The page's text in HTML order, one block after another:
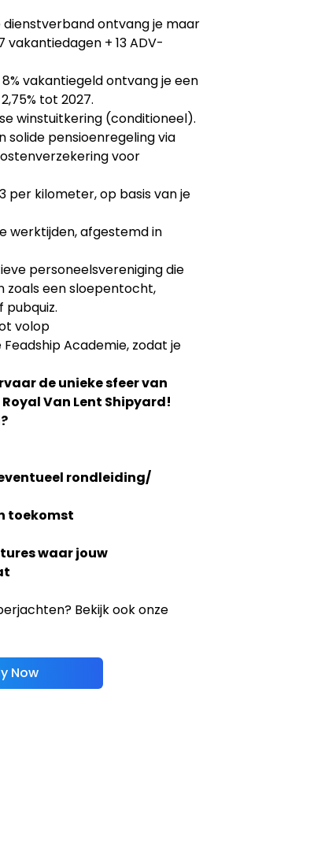
dienstverband ontvang je maar
+ 13 ADV-
8% vakantiegeld ontvang je een
tot 2027.
winstuitkering (conditioneel).
solide pensioenregeling via
voor
per kilometer, op basis van je
werktijden, afgestemd in
personeelsvereniging die
zoals een sloepentocht,
pubquiz.
volop
Academie, zodat je
de unieke sfeer van
Van Lent Shipyard!
rondleiding/
toekomst
waar jouw
Bekijk ook onze
Now